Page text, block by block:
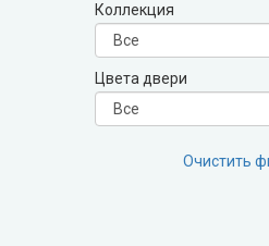
Leador Gloss
Darumi (Даруми)
Экодверка (из
Коллекция
Цвета двери
Очистить